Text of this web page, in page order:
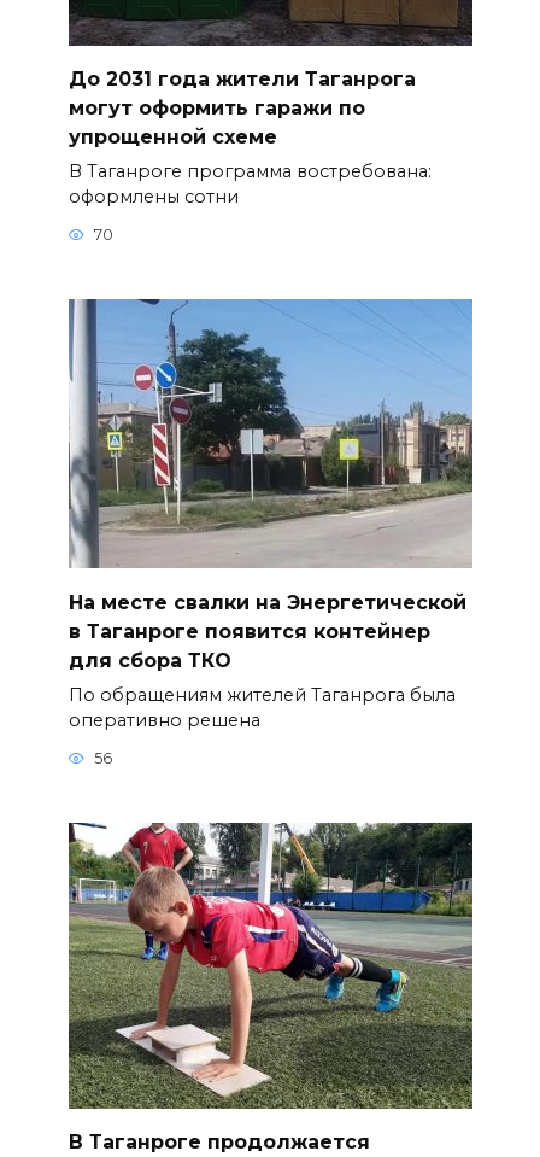
До 2031 года жители Таганрога
могут оформить гаражи по
упрощенной схеме
В Таганроге программа востребована:
оформлены сотни
70
На месте свалки на Энергетической
в Таганроге появится контейнер
для сбора ТКО
По обращениям жителей Таганрога была
оперативно решена
56
В Таганроге продолжается